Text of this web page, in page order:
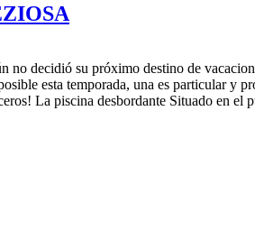
no decidió su próximo destino de
esta temporada, una es particular y
La piscina desbordante Situado en el